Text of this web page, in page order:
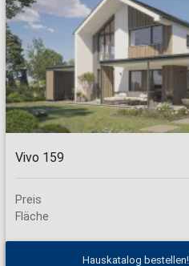
Vivo 159
Preis
Fläche
Hauskatalog bestellen!